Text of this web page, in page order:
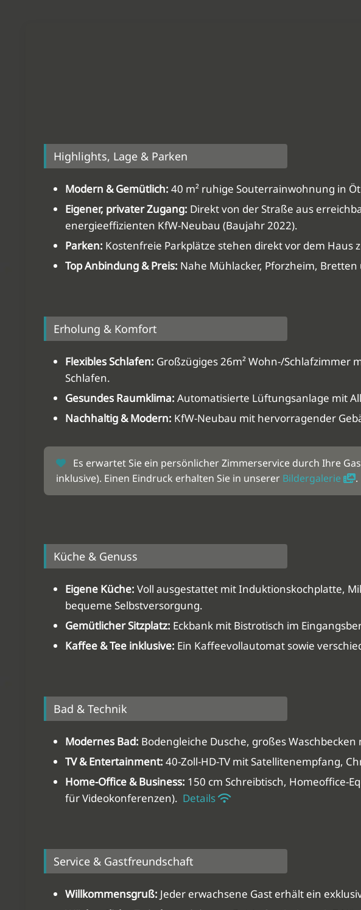
Highlights, Lage & Parken
Modern & Gemütlich: 40 m² ruhige Souterrainwohnung in
Eigener, privater Zugang: Direkt von der Straße aus
energieeffizienten KfW-Neubau (Baujahr 2022).
Parken: Kostenfreie Parkplätze stehen direkt vor dem Haus
Top Anbindung & Preis: Nahe Mühlacker, Pforzheim,
Erholung & Komfort
Flexibles Schlafen: Großzügiges 26m² Wohn-/Schlafzimmer
Schlafen.
Gesundes Raumklima: Automatisierte Lüftungsanlage mit
Nachhaltig & Modern: KfW-Neubau mit hervorragender
Es erwartet Sie ein persönlicher Zimmerservice durch Ihre
inklusive). Einen Eindruck erhalten Sie in unserer Bildergalerie .
Küche & Genuss
Eigene Küche: Voll ausgestattet mit Induktionskochplatte,
bequeme Selbstversorgung.
Gemütlicher Sitzplatz: Eckbank mit Bistrotisch im
Kaffee & Tee inklusive: Ein Kaffeevollautomat sowie
Bad & Technik
Modernes Bad: Bodengleiche Dusche, großes
TV & Entertainment: 40-Zoll-HD-TV mit Satellitenempfang,
Home-Office & Business: 150 cm Schreibtisch, Homeoffice-
für Videokonferenzen). Details
Service & Gastfreundschaft
Willkommensgruß: Jeder erwachsene Gast erhält ein